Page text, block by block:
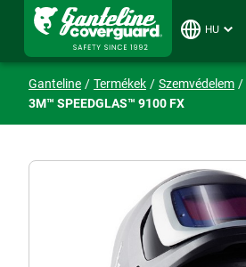
HU
Ganteline Termékek Szemvédelem
3M™ SPEEDGLAS™ 9100 FX